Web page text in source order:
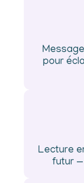
pour
Lecture
futur